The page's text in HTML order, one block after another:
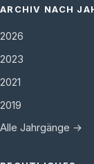
ARCHIV NACH
2026
2023
2021
2019
Alle Jahrgänge →